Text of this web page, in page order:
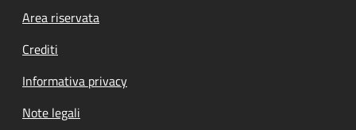
Footer menu
Area riservata
Crediti
Informativa privacy
Note legali